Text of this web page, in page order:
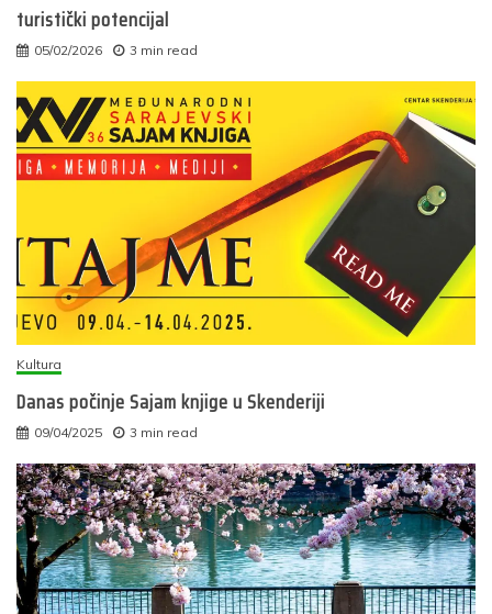
turistički potencijal
05/02/2026 3 min read
Kultura
Danas počinje Sajam knjige u Skenderiji
09/04/2025 3 min read